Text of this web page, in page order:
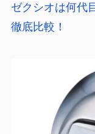
ゼクシオは何代
徹底比較！